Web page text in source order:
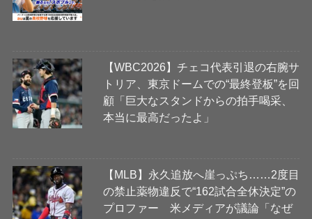
【WBC2026】チェコ代表引退の右腕サ
トリア、東京ドームでの“最終登板”を回
顧「巨大なスタンドからの拍手喝采、
本当に最高だったよ」
【MLB】永久追放へ崖っぷち……2度目
の禁止薬物違反で“162試合全休決定”の
プロファー 米メディアが議論「なぜ